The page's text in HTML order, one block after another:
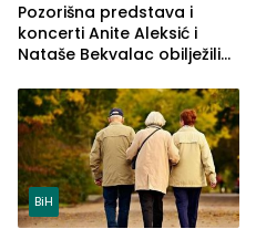
Pozorišna predstava i
koncerti Anite Aleksić i
Nataše Bekvalac obilježili
ljeta (FOTO)
BiH